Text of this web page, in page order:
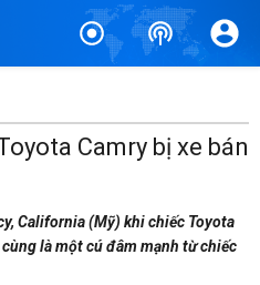
Camry bị xe bán
California (Mỹ) khi chiếc Toyota
là một cú đâm mạnh từ chiếc